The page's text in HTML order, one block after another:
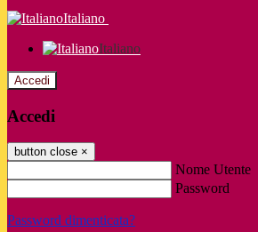
Italiano
Italiano
Accedi
Accedi
button close ×
Nome Utente
Password
Password dimenticata?